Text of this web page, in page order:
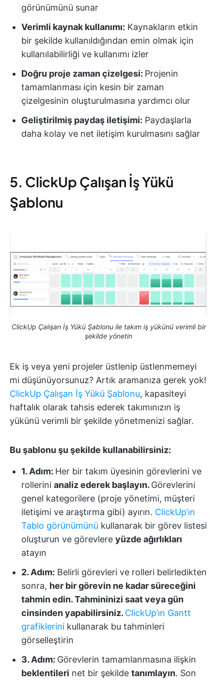
görünümünü sunar
Verimli kaynak kullanımı: Kaynakların etkin
bir şekilde kullanıldığından emin olmak için
kullanılabilirliği ve kullanımı izler
Doğru proje zaman çizelgesi: Projenin
tamamlanması için kesin bir zaman
çizelgesinin oluşturulmasına yardımcı olur
Geliştirilmiş paydaş iletişimi: Paydaşlarla
daha kolay ve net iletişim kurulmasını sağlar
5. ClickUp Çalışan İş Yükü
Şablonu
ClickUp Çalışan İş Yükü Şablonu ile takım iş yükünü verimli bir
şekilde yönetin
Ek iş veya yeni projeler üstlenip üstlenmemeyi
mi düşünüyorsunuz? Artık aramanıza gerek yok!
ClickUp Çalışan İş Yükü Şablonu, kapasiteyi
haftalık olarak tahsis ederek takımınızın iş
yükünü verimli bir şekilde yönetmenizi sağlar.
Bu şablonu şu şekilde kullanabilirsiniz:
1. Adım: Her bir takım üyesinin görevlerini ve
rollerini analiz ederek başlayın. Görevlerini
genel kategorilere (proje yönetimi, müşteri
iletişimi ve araştırma gibi) ayırın. ClickUp’ın
Tablo görünümünü kullanarak bir görev listesi
oluşturun ve görevlere yüzde ağırlıkları
atayın
2. Adım: Belirli görevleri ve rolleri belirledikten
sonra, her bir görevin ne kadar süreceğini
tahmin edin. Tahmininizi saat veya gün
cinsinden yapabilirsiniz. ClickUp’ın Gantt
grafiklerini kullanarak bu tahminleri
görselleştirin
3. Adım: Görevlerin tamamlanmasına ilişkin
beklentileri net bir şekilde tanımlayın. Son